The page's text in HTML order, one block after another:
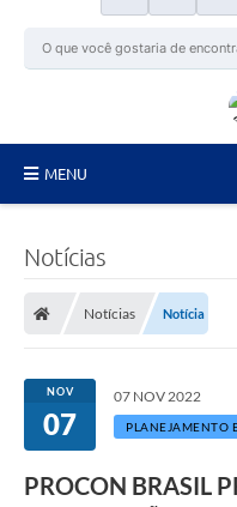
MENU
Secretarias
Tributos
Notícias
Notícias Notícia
NOV
07
07 NOV 2022
PLANEJAMENTO
PROCON BRASIL